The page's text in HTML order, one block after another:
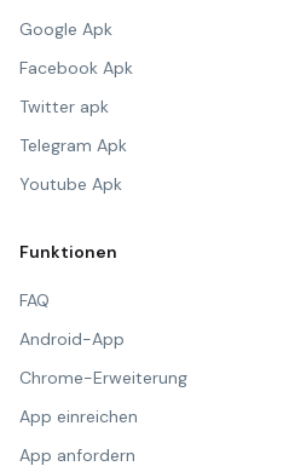
Google Apk
Facebook Apk
Twitter apk
Telegram Apk
Youtube Apk
Funktionen
FAQ
Android-App
Chrome-Erweiterung
App einreichen
App anfordern